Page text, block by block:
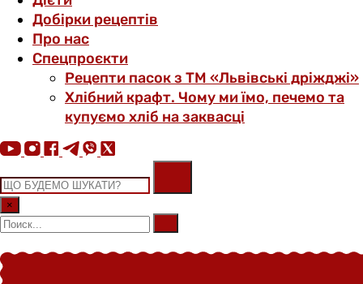
Добірки рецептів
Про нас
Спецпроєкти
Рецепти пасок з ТМ «Львівські дріжджі»
Хлібний крафт. Чому ми їмо, печемо та
купуємо хліб на заквасці
×